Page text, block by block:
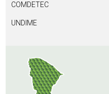
COMDETEC
UNDIME